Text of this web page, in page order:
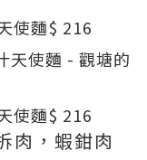
使麵$ 216
使麵$ 216
肉，蝦鉗肉